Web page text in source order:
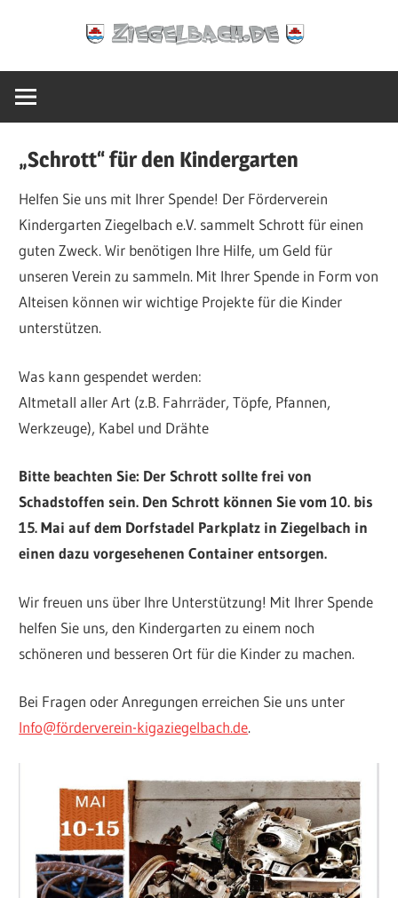
Ziegelbach.de
„Schrott“ für den Kindergarten
Helfen Sie uns mit Ihrer Spende! Der Förderverein
Kindergarten Ziegelbach e.V. sammelt Schrott für einen
guten Zweck. Wir benötigen Ihre Hilfe, um Geld für
unseren Verein zu sammeln. Mit Ihrer Spende in Form von
Alteisen können wir wichtige Projekte für die Kinder
unterstützen.
Was kann gespendet werden:
Altmetall aller Art (z.B. Fahrräder, Töpfe, Pfannen,
Werkzeuge), Kabel und Drähte
Bitte beachten Sie: Der Schrott sollte frei von
Schadstoffen sein. Den Schrott können Sie vom 10. bis
15. Mai auf dem Dorfstadel Parkplatz in Ziegelbach in
einen dazu vorgesehenen Container entsorgen.
Wir freuen uns über Ihre Unterstützung! Mit Ihrer Spende
helfen Sie uns, den Kindergarten zu einem noch
schöneren und besseren Ort für die Kinder zu machen.
Bei Fragen oder Anregungen erreichen Sie uns unter
Info@förderverein-kigaziegelbach.de.